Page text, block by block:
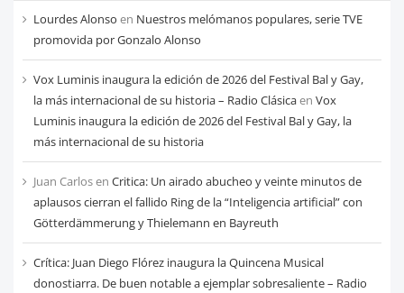
cada
mes
Lourdes Alonso en Nuestros melómanos populares, serie TVE
promovida por Gonzalo Alonso
Vox Luminis inaugura la edición de 2026 del Festival Bal y Gay,
la más internacional de su historia – Radio Clásicaen Vox
Luminis inaugura la edición de 2026 del Festival Bal y Gay, la
más internacional de su historia
Juan Carlosen Critica: Un airado abucheo y veinte minutos de
aplausos cierran el fallido Ring de la “Inteligencia artificial” con
Götterdämmerung y Thielemann en Bayreuth
Crítica: Juan Diego Flórez inaugura la Quincena Musical
donostiarra. De buen notable a ejemplar sobresaliente – Radio